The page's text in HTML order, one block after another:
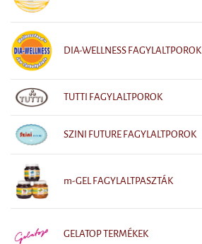
DIA-WELLNESS FAGYLALTPOROK
TUTTI FAGYLALTPOROK
SZINI FUTURE FAGYLALTPOROK
m-GEL FAGYLALTPASZTÁK
GELATOP TERMÉKEK